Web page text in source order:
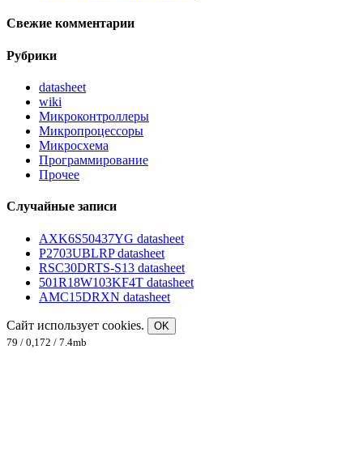
Свежие комментарии
Рубрики
datasheet
wiki
Микроконтроллеры
Микропроцессоры
Микросхема
Программирование
Прочее
Случайные записи
AXK6S50437YG datasheet
P2703UBLRP datasheet
RSC30DRTS-S13 datasheet
501R18W103KF4T datasheet
AMC15DRXN datasheet
Сайт использует cookies.
OK
79 / 0,172 / 7.4mb